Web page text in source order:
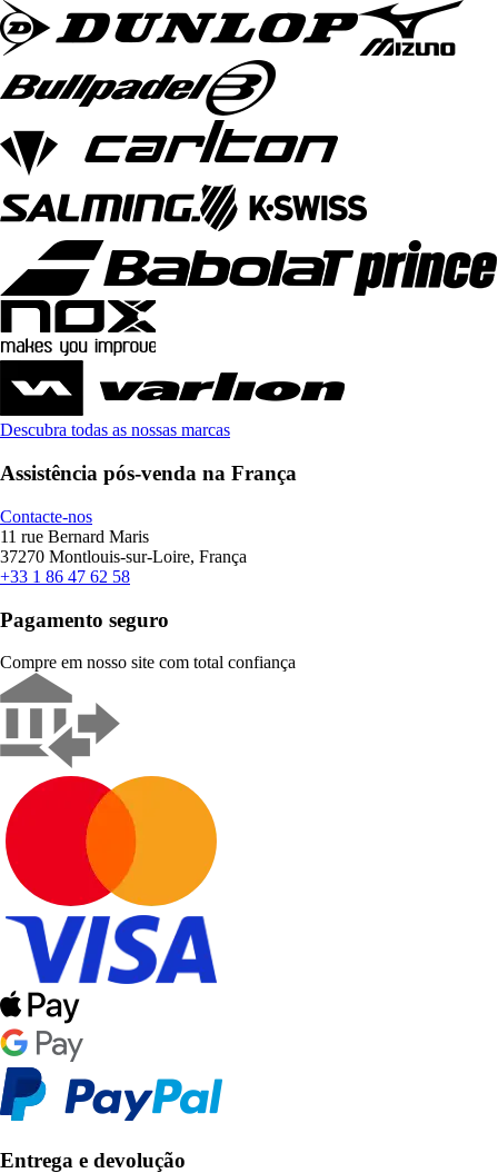
Descubra todas as nossas marcas
Assistência pós-venda na França
Contacte-nos
11 rue Bernard Maris
37270 Montlouis-sur-Loire, França
+33 1 86 47 62 58
Pagamento seguro
Compre em nosso site com total confiança
Entrega e devolução